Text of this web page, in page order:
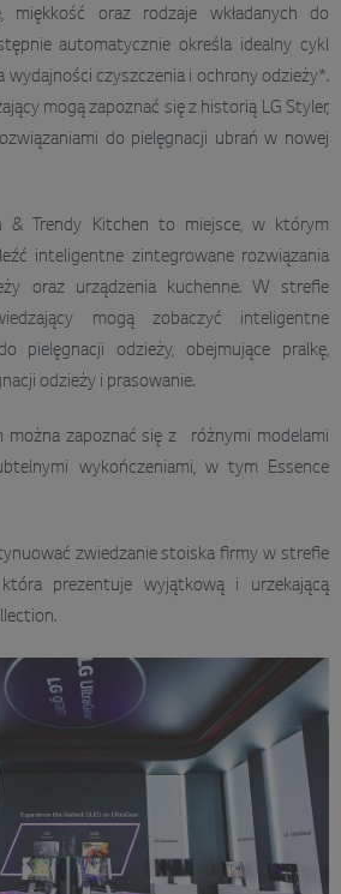
oraz rodzaje wkładanych do
automatycznie określa idealny cykl
wydajności czyszczenia i ochrony odzieży*.
mogą zapoznać się z historią LG Styler,
do pielęgnacji ubrań w nowej
& Trendy Kitchen to miejsce, w którym
inteligentne zintegrowane rozwiązania
oraz urządzenia kuchenne. W strefie
mogą zobaczyć inteligentne
pielęgnacji odzieży, obejmujące pralkę,
odzieży i prasowanie.
można zapoznać się z różnymi modelami
wykończeniami, w tym Essence
zwiedzanie stoiska firmy w strefie
prezentuje wyjątkową i urzekającą